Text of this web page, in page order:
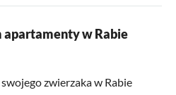
apartamenty w Rabie
zwierzaka w Rabie